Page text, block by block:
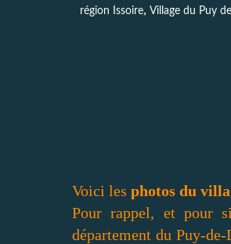
région Issoire, Village du Puy
Voici les photos du
Pour rappel, et pour
département du Puy-